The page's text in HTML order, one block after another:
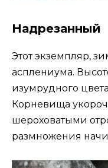
Надрезанный
Этот экземпляр,
асплениума.
изумрудного
Корневища
шероховатыми
размножения